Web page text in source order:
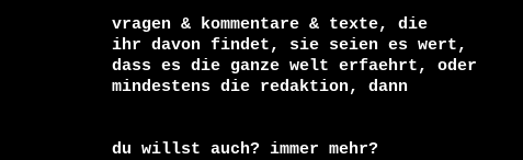
vragen & kommentare & texte, die
ihr davon findet, sie seien es wert,
dass es die ganze welt erfaehrt, oder
du willst auch? immer mehr?